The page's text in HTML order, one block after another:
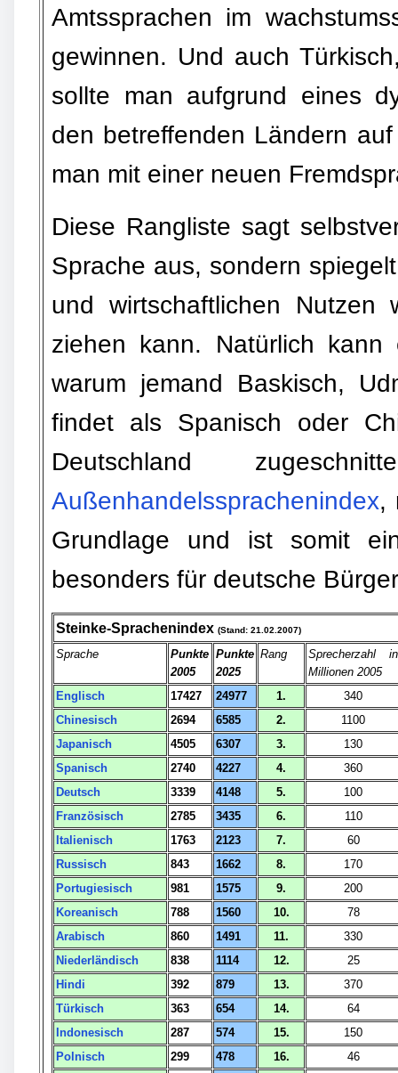
Amtssprachen im
gewinnen. Und auch
sollte man aufgrund eines
den betreffenden Ländern
man mit einer neuen
Diese Rangliste sagt
Sprache aus, sondern
und wirtschaftlichen
ziehen kann. Natürlich
warum jemand Baskisch,
findet als Spanisch oder
Deutschland
Außenhandelssprachenindex,
Grundlage und ist somit
besonders für deutsche
Steinke-Sprachenindex (Stand: 21.02.2007)
Sprache
Punkte
2005
Punkte
2025
Rang
Sprecherzahl in
Millionen 2005
Englisch
17427 24977 1.
340
Chinesisch
2694 6585 2.
1100
Japanisch
4505 6307 3.
130
Spanisch
2740 4227 4.
360
Deutsch
3339 4148 5.
100
Französisch
2785 3435 6.
110
Italienisch
1763 2123 7.
60
Russisch
843 1662 8.
170
Portugiesisch
981 1575 9.
200
Koreanisch
788 1560 10.
78
Arabisch
860 1491 11.
330
Niederländisch
838 1114 12.
25
Hindi
392 879 13.
370
Türkisch
363 654 14.
64
Indonesisch
287 574 15.
150
Polnisch
299 478 16.
46